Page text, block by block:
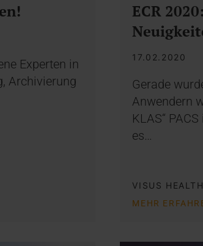
Experten in
Archivierung
ECR
17.02.2020
Gerade
Anwendern
KLAS“
es…
VISUS
MEHR